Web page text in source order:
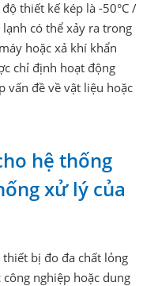
thiết kế kép là -50°C /
có thể xảy ra trong
hoặc xả khí khẩn
chỉ định hoạt động
vấn đề về vật liệu hoặc
hệ thống
xử lý của
bị đo đa chất lỏng
nghiệp hoặc dung